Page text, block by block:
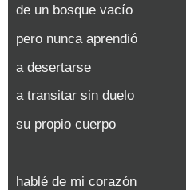
de un bosque vacío
pero nunca aprendió
a desertarse
a transitar sin duelo
su propio cuerpo
hablé de mi corazón